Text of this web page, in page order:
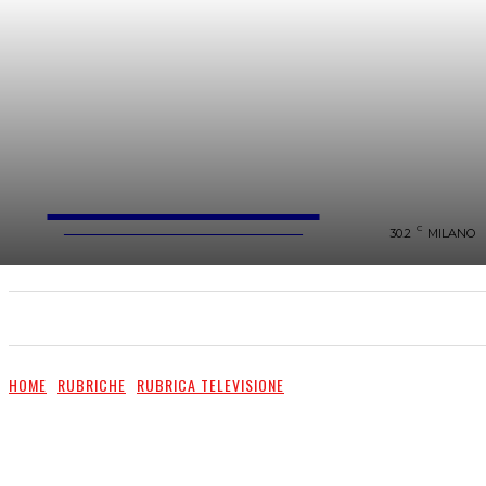
FareMusic
30.2 C MILANO
HOME RUBRICHE RUBRICA TELEVISIONE